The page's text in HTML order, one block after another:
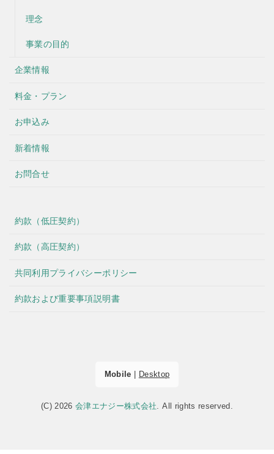
理念
事業の目的
企業情報
料金・プラン
お申込み
新着情報
お問合せ
約款（低圧契約）
約款（高圧契約）
共同利用プライバシーポリシー
約款および重要事項説明書
Mobile | Desktop
(C) 2026 会津エナジー株式会社 . All rights reserved.